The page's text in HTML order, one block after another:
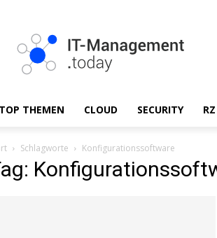
TOP THEMEN CLOUD SECURITY RZ
Schlagworte Konfigurationssoftware